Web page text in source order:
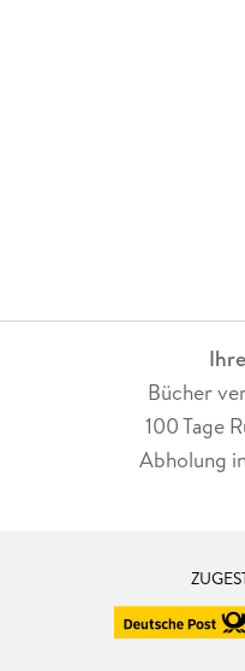
Bücher
100 Tage
Abholung